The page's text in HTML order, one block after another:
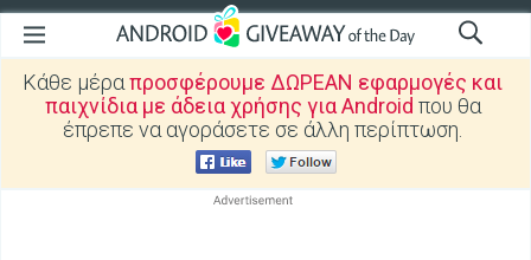
Κάθε μέραπροσφέρουμε ΔΩΡΕΑΝ εφαρμογές και
παιχνίδια με άδεια χρήσης για Android που θα
έπρεπε να αγοράσετε σε άλλη περίπτωση.